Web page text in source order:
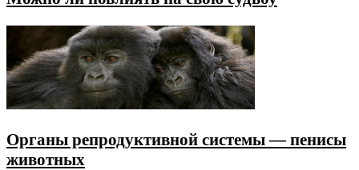
Органы репродуктивной системы — пенисы
животных